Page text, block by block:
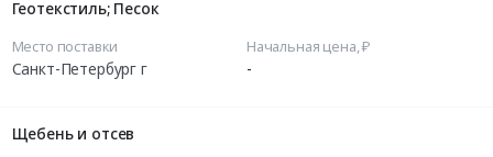
Геотекстиль; Песок
Место поставки
Санкт-Петербург г
Начальная цена, ₽
-
Щебень и отсев